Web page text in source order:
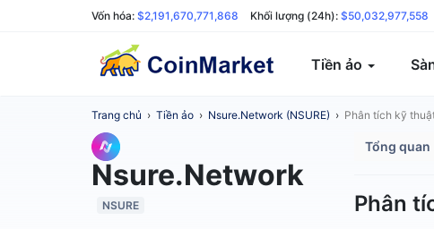
Vốn hóa: $2,191,670,771,868 Khối lượng (24h): $50,032,977,558
Tiền ảo
Trang chủ › Tiền ảo › Nsure.Network (NSURE) › Phân tích kỹ
Nsure.Network
NSURE
Tổng quan
Phân